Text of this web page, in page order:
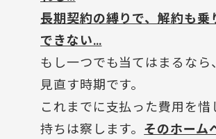
長期契約の縛りで、解約も乗
できない…
もし一つでも当てはまるなら
見直す時期です。
これまでに支払った費用を惜
持ちは察します。 そのホーム